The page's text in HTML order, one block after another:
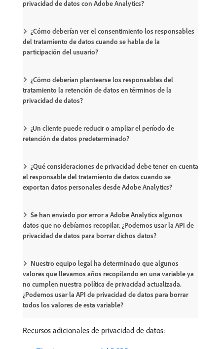
privacidad de datos con Adobe Analytics?
¿Cómo deberían ver el consentimiento los responsables
del tratamiento de datos cuando se habla de la
participación del usuario?
¿Cómo deberían plantearse los responsables del
tratamiento la retención de datos en términos de la
privacidad de datos?
¿Un cliente puede reducir o ampliar el período de
retención de datos predeterminado?
¿Qué consideraciones de privacidad debe tener en cuenta
el responsable del tratamiento de datos cuando se
exportan datos personales desde Adobe Analytics?
Se han enviado por error a Adobe Analytics algunos
datos que no debíamos recopilar. ¿Podemos usar la API de
privacidad de datos para borrar dichos datos?
Nuestro equipo legal ha determinado que algunos
valores que llevamos años recopilando en una variable ya
no cumplen nuestra política de privacidad actualizada.
¿Podemos usar la API de privacidad de datos para borrar
todos los valores de esta variable?
Recursos adicionales de privacidad de datos: